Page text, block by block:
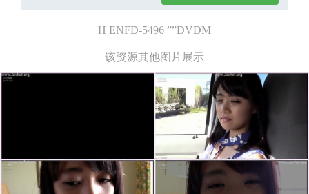
H ENFD-5496 ””DVDM
该资源其他图片展示